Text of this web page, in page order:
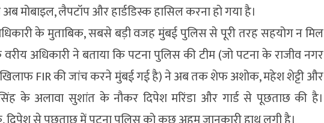
मोबाइल, लैपटॉप और हार्डडिस्क हासिल करना हो गया है।
के मुताबिक, सबसे बड़ी वजह मुंबई पुलिस से पूरी तरह सहयोग न मिल
अधिकारी ने बताया कि पटना पुलिस की टीम (जो पटना के राजीव नगर
के खिलाफ FIR की जांच करने मुंबई गई है) ने अब तक शेफ अशोक, महेश शेट्टी और
के अलावा सुशांत के नौकर दिपेश मरिंडा और गार्ड से पूछताछ की है।